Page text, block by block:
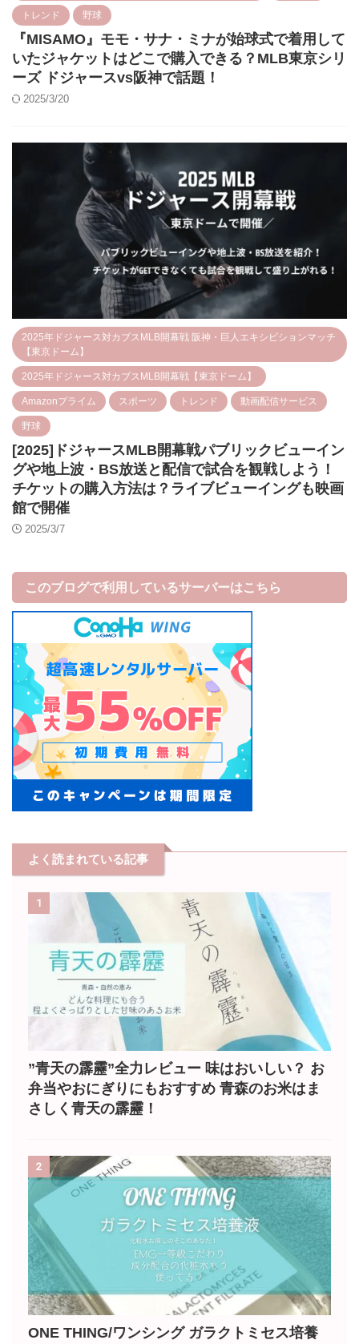
トレンド 野球
『MISAMO』モモ・サナ・ミナが始球式で着用して
いたジャケットはどこで購入できる？MLB東京シリ
ーズ ドジャースvs阪神で話題！
2025/3/20
2025年ドジャース対カブスMLB開幕戦 阪神・巨人エキシビションマッチ
【東京ドーム】
2025年ドジャース対カブスMLB開幕戦【東京ドーム】
Amazonプライム スポーツ トレンド 動画配信サービス
野球
[2025]ドジャースMLB開幕戦パブリックビューイン
グや地上波・BS放送と配信で試合を観戦しよう！
チケットの購入方法は？ライブビューイングも映画
館で開催
2025/3/7
このブログで利用しているサーバーはこちら
よく読まれている記事
1
”青天の霹靂”全力レビュー 味はおいしい？ お
弁当やおにぎりにもおすすめ 青森のお米はま
さしく青天の霹靂！
2
ONE THING/ワンシング ガラクトミセス培養